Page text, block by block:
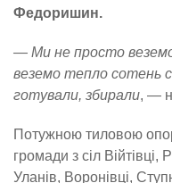
Федоришин.
— Ми не просто
веземо тепло сотень
готували, збирали, —
Потужною тиловою
громади з сіл
Уланів, Воронівці,